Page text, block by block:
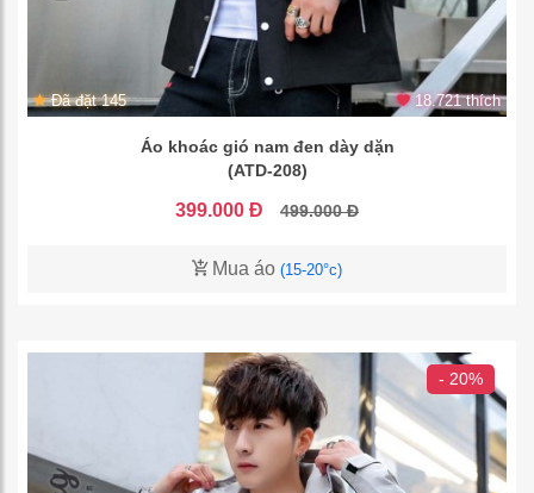
Đã đặt 145 18.721 thích
Áo khoác gió nam đen dày dặn
(ATD-208)
399.000 Đ 499.000 Đ
Mua áo (15-20°c)
- 20%